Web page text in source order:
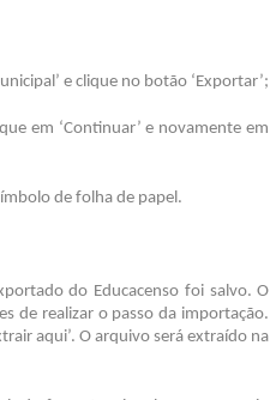
e clique no botão ‘Exportar’;
em ‘Continuar’ e novamente em
de folha de papel.
do Educacenso foi salvo. O
de realizar o passo da importação.
aqui’. O arquivo será extraído na